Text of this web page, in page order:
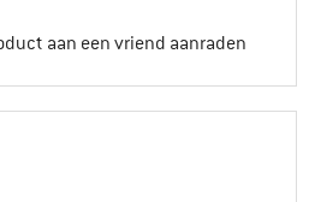
aan een vriend aanraden